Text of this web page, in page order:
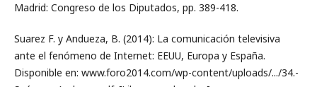
Madrid: Congreso de los Diputados, pp. 389-418.
Suarez F. y Andueza, B. (2014): La comunicación televisiva
ante el fenómeno de Internet: EEUU, Europa y España.
Disponible en: www.foro2014.com/wp-content/uploads/.../34.-